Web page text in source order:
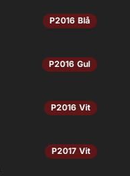
P2016 Blå
P2016 Gul
P2016 Vit
P2017 Vit